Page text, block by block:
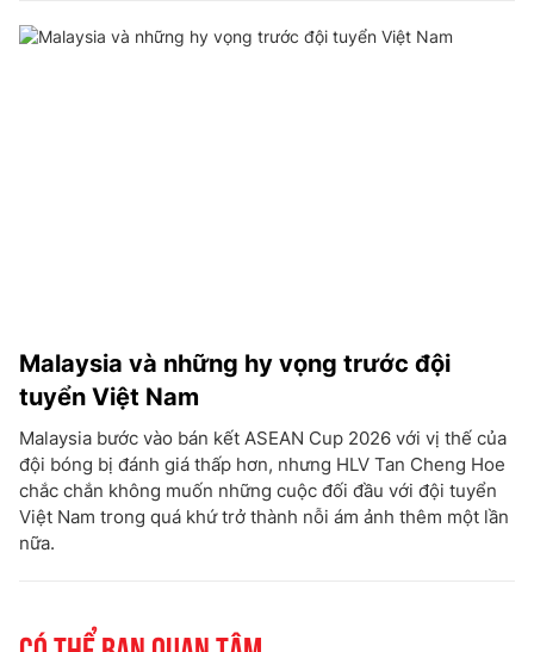
Malaysia và những hy vọng trước đội
tuyển Việt Nam
Malaysia bước vào bán kết ASEAN Cup 2026 với vị thế của
đội bóng bị đánh giá thấp hơn, nhưng HLV Tan Cheng Hoe
chắc chắn không muốn những cuộc đối đầu với đội tuyển
Việt Nam trong quá khứ trở thành nỗi ám ảnh thêm một lần
nữa.